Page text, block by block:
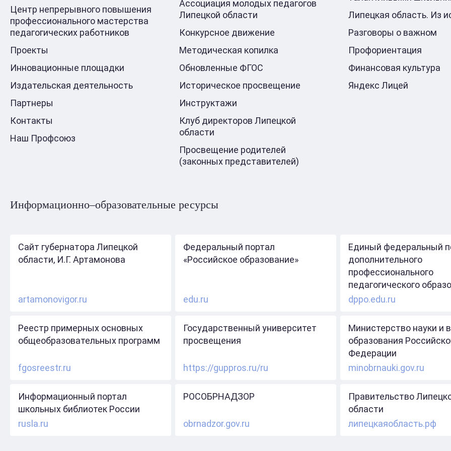
Центр непрерывного повышения
профессионального мастерства
педагогических работников
Проекты
Инновационные площадки
Издательская деятельность
Партнеры
Контакты
Наш Профсоюз
Ассоциация молодых педагогов
Липецкой области
Конкурсное движение
Методическая копилка
Обновленные ФГОС
Историческое просвещение
Инструктажи
Клуб директоров Липецкой
области
Просвещение родителей
(законных представителей)
Липецкая область. Из
Разговоры о важном
Профориентация
Финансовая культура
Яндекс Лицей
Информационно–образовательные ресурсы
Сайт губернатора Липецкой
области, И.Г. Артамонова
artamonovigor.ru
Федеральный портал
«Российское образование»
edu.ru
Единый федеральный
дополнительного
профессионального
педагогического
dppo.edu.ru
Реестр примерных основных
общеобразовательных программ
fgosreestr.ru
Государственный университет
просвещения
https://guppros.ru/ru
Министерство науки и
образования
Федерации
minobrnauki.gov.ru
Информационный портал
школьных библиотек России
rusla.ru
РОСОБРНАДЗОР
obrnadzor.gov.ru
Правительство
области
липецкаяобласть.рф